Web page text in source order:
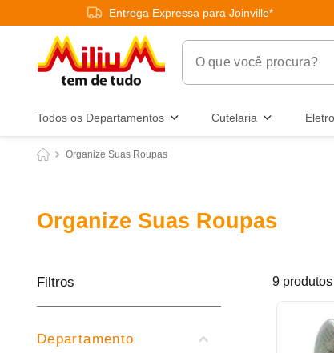
Entrega Expressa para Joinville*
O que você procura?
Todos os Departamentos Cutelaria Eletro
Organize Suas Roupas
Organize Suas Roupas
Filtros
Departamento
9 produtos
4º frigideira multiflon
7º luminária
8